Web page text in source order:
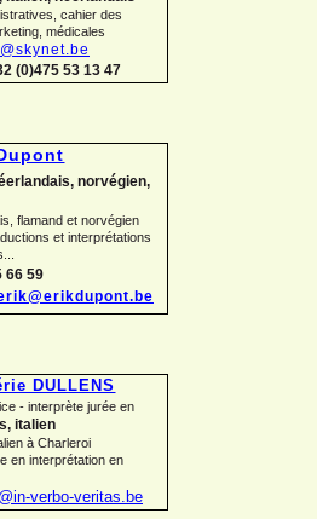
cahier des
médicales
(0)475 53 13 47
norvégien,
flamand et norvégien
et interprétations
66 59
DULLENS
- interprète jurée en
italien
à Charleroi
en interprétation en
verbo-veritas.be